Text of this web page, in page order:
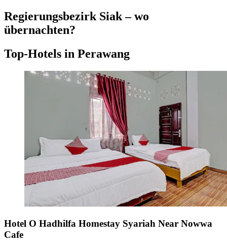
Regierungsbezirk Siak – wo
übernachten?
Top-Hotels in Perawang
Hotel O Hadhilfa Homestay Syariah Near Nowwa
Cafe